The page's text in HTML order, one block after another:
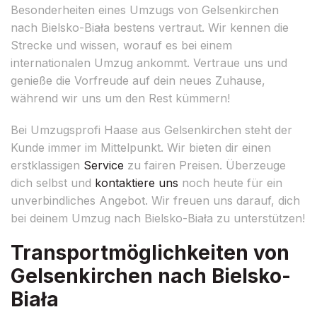
Besonderheiten eines Umzugs von Gelsenkirchen
nach Bielsko-Biała bestens vertraut. Wir kennen die
Strecke und wissen, worauf es bei einem
internationalen Umzug ankommt. Vertraue uns und
genieße die Vorfreude auf dein neues Zuhause,
während wir uns um den Rest kümmern!
Bei Umzugsprofi Haase aus Gelsenkirchen steht der
Kunde immer im Mittelpunkt. Wir bieten dir einen
erstklassigen Service zu fairen Preisen. Überzeuge
dich selbst und kontaktiere uns noch heute für ein
unverbindliches Angebot. Wir freuen uns darauf, dich
bei deinem Umzug nach Bielsko-Biała zu unterstützen!
Transportmöglichkeiten von
Gelsenkirchen nach Bielsko-
Biała